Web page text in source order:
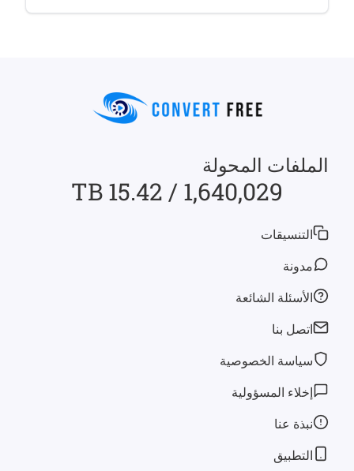
الملفات المحولة
1,640,029 / 15.42 TB
التنسيقات
مدونة
الأسئلة الشائعة
اتصل بنا
سياسة الخصوصية
إخلاء المسؤولية
نبذة عنا
التطبيق